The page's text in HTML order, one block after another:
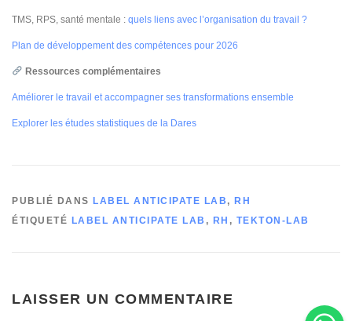
TMS, RPS, santé mentale : quels liens avec l’organisation du travail ?
Plan de développement des compétences pour 2026
Ressources complémentaires
Améliorer le travail et accompagner ses transformations ensemble
Explorer les études statistiques de la Dares
PUBLIÉ DANS LABEL ANTICIPATE LAB , RH
ÉTIQUETÉ LABEL ANTICIPATE LAB , RH , TEKTON-LAB
LAISSER UN COMMENTAIRE